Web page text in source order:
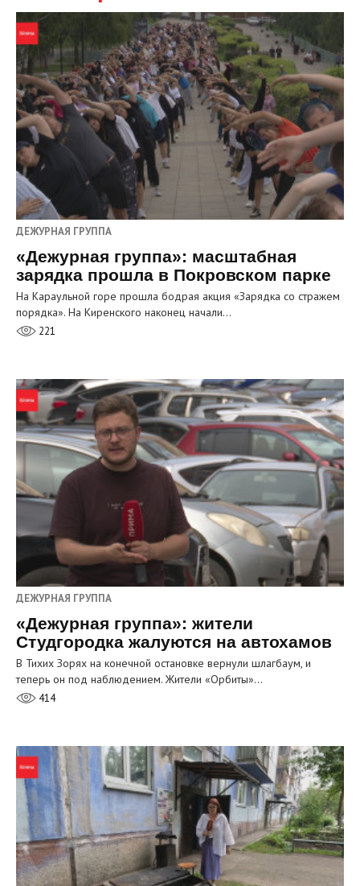
ДЕЖУРНАЯ ГРУППА
«Дежурная группа»: масштабная
зарядка прошла в Покровском парке
На Караульной горе прошла бодрая акция «Зарядка со стражем
порядка». На Киренского наконец начали…
221
ДЕЖУРНАЯ ГРУППА
«Дежурная группа»: жители
Студгородка жалуются на автохамов
В Тихих Зорях на конечной остановке вернули шлагбаум, и
теперь он под наблюдением. Жители «Орбиты»…
414